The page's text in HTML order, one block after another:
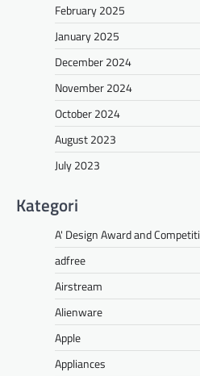
February 2025
January 2025
December 2024
November 2024
October 2024
August 2023
July 2023
Kategori
A' Design Award and
adfree
Airstream
Alienware
Apple
Appliances